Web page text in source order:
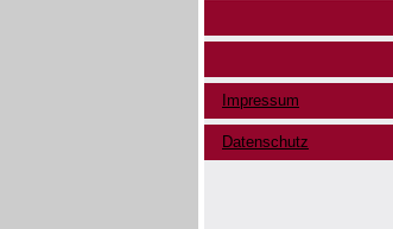
Impressum
Datenschutz